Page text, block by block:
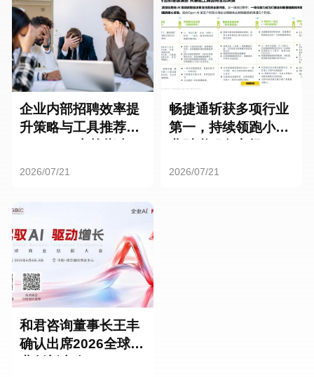
企业内部招聘效率提
升策略与工具推荐：
2026/07/21
畅捷通斩获多项行业
第一，持续领跑小微
2026/07/21
和君咨询董事长王丰
确认出席2026全球商